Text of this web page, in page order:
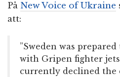
På New Voice of Ukraine
att:
”Sweden was
with Gripen fighter
currently declined the